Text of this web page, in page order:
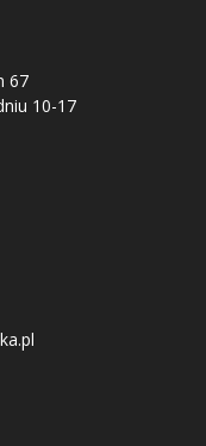
67
10-17